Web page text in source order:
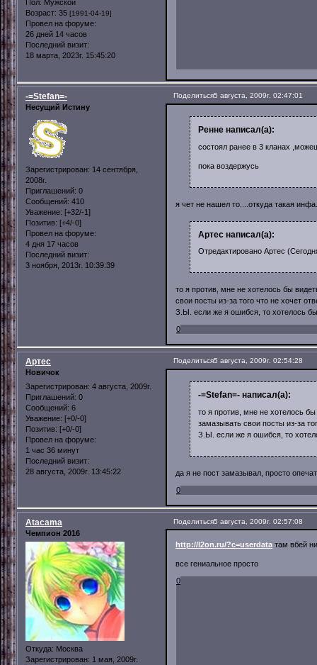
Пол: Мужской
Возраст: 35 [1991-04-19]
Провел на форуме:
26 дней 14 часов
Последний визит:
18 марта, 2023г. 15:45:20
Поделиться5 августа, 2009г. 02:47:01
-=Stefan=-
Несущий Истину
Зарегистрирован: 14 сентября,
2008г.
Приглашений: 0
Сообщений: 410
Уважение: [+32/-1]
Позитив: [+4/-0]
Провел на форуме:
4 дня 17 часов
Последний визит:
3 ноября, 2013г. 10:39:39
Ренне написал(а):
состоял ранее в 3 кланах
пока воздержусь
я чет не нашел то....откуда такая
Артес написал(а):
Отредактировано Артес
то я против, мне не хотелось бы
свои посты из-за того что не хочет
З.Ы. если же я ошибся, то хотелось
0
Поделиться5 августа, 2009г. 02:54:28
Артес
Новичок
Зарегистрирован: 4 августа, 2009г.
Приглашений: 0
Сообщений: 6
Уважение: [+0/-0]
Позитив: [+0/-0]
Провел на форуме:
1 час 36 минут
Последний визит:
28 августа, 2009г. 13:45:22
-=Stefan=- написал(а):
то я против, мне не хотелось бы
замазывать свои посты из-за
З.Ы. если же я ошибся, то
да я не пост замазывал, просто
0
Поделиться5 августа, 2009г. 02:57:08
Atacama
Чемпион 2016
Откуда: Москва
Зарегистрирован: 1 мая, 2009г.
http://l2on.ru/?c=userdata там вбей
все гениальное просто
0